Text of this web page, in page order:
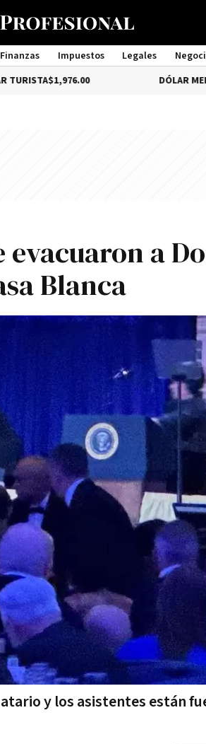
Finanzas Impuestos Legales
Management
DÓLAR MEP$1,579.46
evacuaron a
Blanca
y los asistentes están